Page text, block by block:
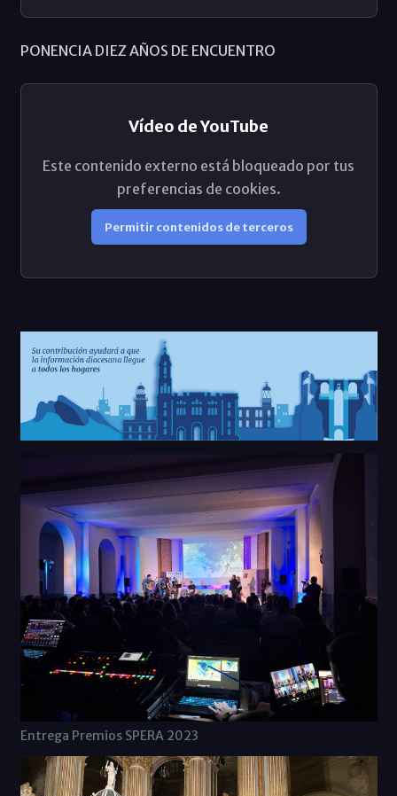
PONENCIA DIEZ AÑOS DE ENCUENTRO
Vídeo de YouTube
Este contenido externo está bloqueado por tus
preferencias de cookies.
Permitir contenidos de terceros
Entrega Premios SPERA 2023